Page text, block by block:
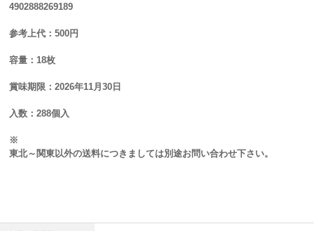
4902888269189
参考上代：500円
容量：18枚
賞味期限：2026年11月30日
入数：288個入
※
東北～関東以外の送料につきましては別途お問い合わせ下さい。